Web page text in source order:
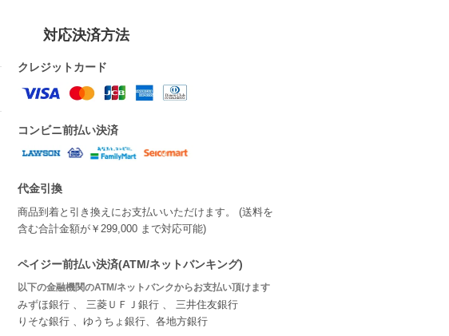
対応決済方法
クレジットカード
コンビニ前払い決済
代金引換
商品到着と引き換えにお支払いいただけます。 (送料を
含む合計金額が￥299,000 まで対応可能)
ペイジー前払い決済(ATM/ネットバンキング)
以下の金融機関のATM/ネットバンクからお支払い頂けます
みずほ銀行 、 三菱ＵＦＪ銀行 、 三井住友銀行
りそな銀行 、ゆうちょ銀行、各地方銀行